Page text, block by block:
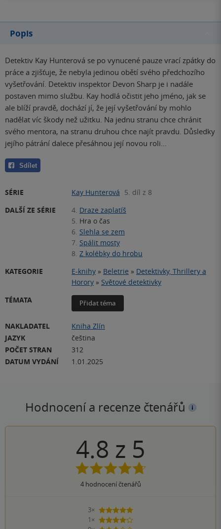
Popis
Detektiv Kay Hunterová se po vynucené pauze vrací zpátky do
práce a zjišťuje, že nebyla jedinou obětí svého předchozího
vyšetřování. Detektiv inspektor Devon Sharp je i nadále
postaven mimo službu. Kay hodlá očistit jeho jméno, jak se
ale blíží pravdě, dochází jí, že její vyšetřování by mohlo
nadělat víc škody než užitku. Na jednu stranu chce chránit
svého mentora, na stranu druhou chce najít pravdu. Důsledky
jejího pátrání dalece přesáhnou její novou roli…
Sdílet
SÉRIE Kay Hunterová 5. díl z 8
DALŠÍ ZE SÉRIE
4. Draze zaplatíš
5. Hra o čas
6. Slehla se zem
7. Spálit mosty
8. Z kolébky do hrobu
KATEGORIE
E-knihy » Beletrie » Detektivky, Thrillery a
Horory » Světové detektivky
TÉMATA
Přidat téma
NAKLADATEL
Kniha Zlín
JAZYK
čeština
POČET STRAN
312
DATUM VYDÁNÍ
1.01.2025
Hodnocení a recenze čtenářů
4.8 z 5
4hodnocení čtenářů
3×
5 hvězdiček
1×
4 hvězdičky